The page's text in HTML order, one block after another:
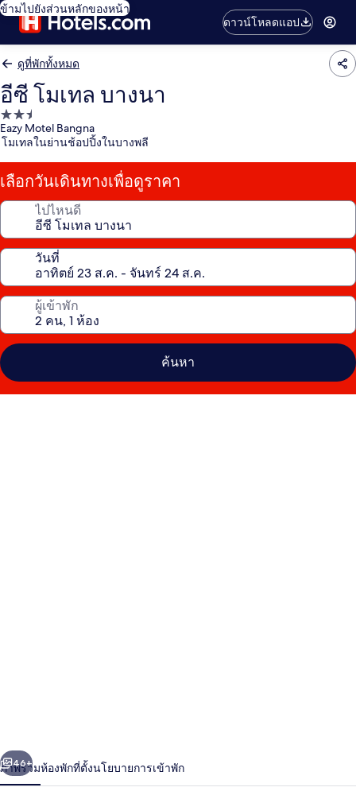
ข้ามไปยังส่วนหลักของหน้า
ดาวน์โหลดแอป
ดูที่พักทั้งหมด
อีซี โมเทล บางนา
ที่พัก
2.5
Eazy Motel Bangna
โมเทลในย่านช้อปปิ้งในบางพลี
เลือกวันเดินทางเพื่อดูราคา
ไปไหนดี
วันที่
ผู้เข้าพัก
ค้นหา
า
ถัดไป
46+
ภาพรวมห้องพักที่ตั้งนโยบายการเข้าพัก